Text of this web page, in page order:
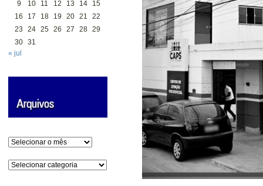
9
10 11 12 13 14
15
16
17 18 19 20 21
22
23
24 25 26 27 28 29
30 31
« jul
Arquivos
Categorias